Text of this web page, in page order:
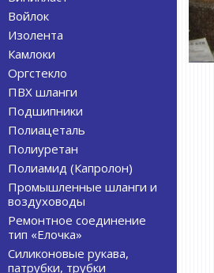
Войлок
Изолента
Камлоки
Оргстекло
ПВХ шланги
Подшипники
Полиацеталь
Полиуретан
Полиамид (Капролон)
Промышленные шланги и
воздуховоды
Ремонтное соединение
тип «Елочка»
Силиконовые рукава,
патрубки, трубки